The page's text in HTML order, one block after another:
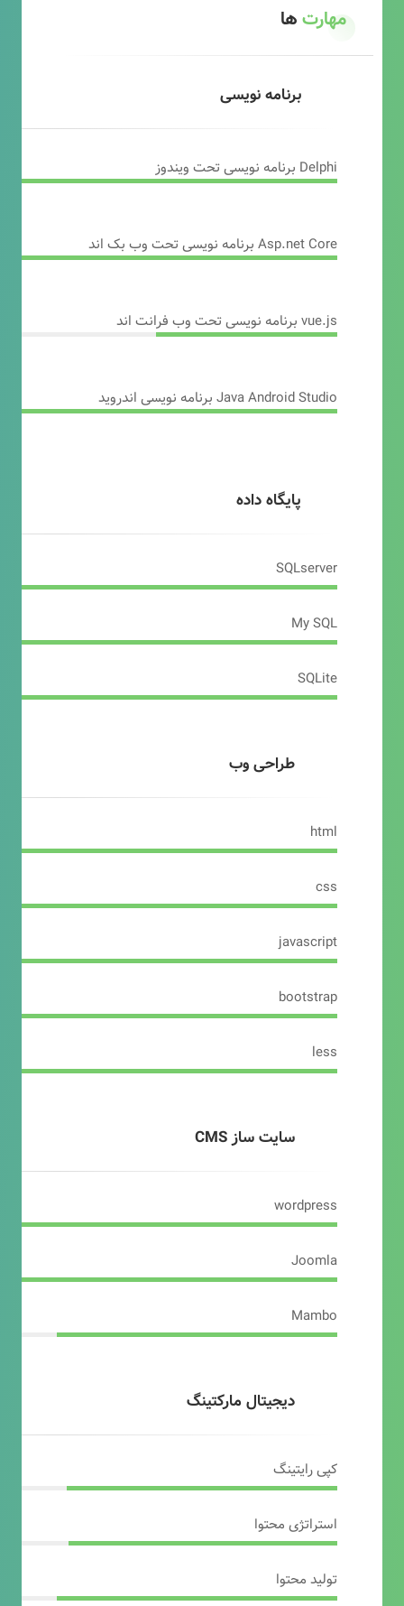
مهارتها
برنامه نویسی
Delphi برنامه نویسی تحت ویندوز
Asp.net Core برنامه نویسی تحت وب بک اند
vue.js برنامه نویسی تحت وب فرانت اند
Java Android Studio برنامه نویسی اندروید
پایگاه داده
SQLserver
My SQL
SQLite
طراحی وب
html
css
javascript
bootstrap
less
سایت ساز CMS
wordpress
Joomla
Mambo
دیجیتال مارکتینگ
کپی رایتینگ
استراتژی محتوا
تولید محتوا